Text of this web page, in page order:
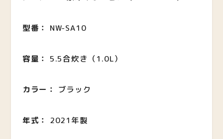
型番： NW-SA10
容量： 5.5合炊き（1.0L）
カラー： ブラック
年式： 2021年製